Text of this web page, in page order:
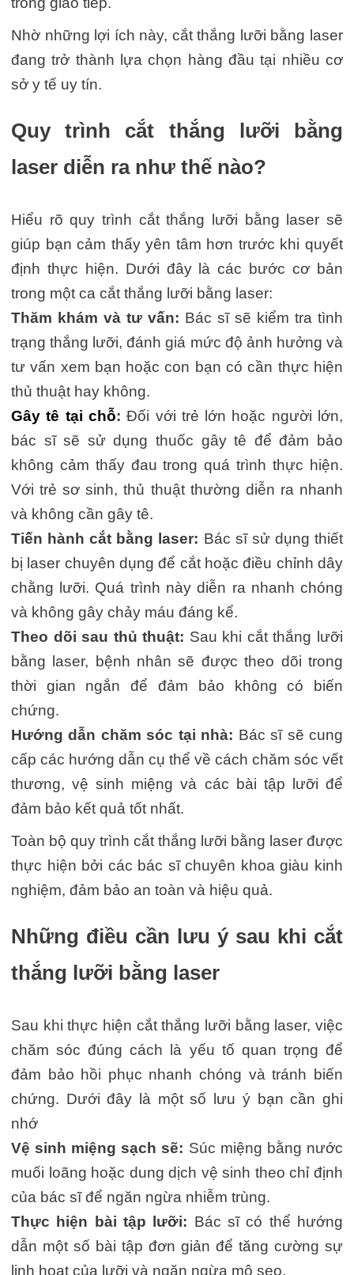
Nhờ những lợi ích này, cắt thắng lưỡi bằng laser
đang trở thành lựa chọn hàng đầu tại nhiều cơ
sở y tế uy tín.
Quy trình cắt thắng lưỡi bằng
laser diễn ra như thế nào?
Hiểu rõ quy trình cắt thắng lưỡi bằng laser sẽ
giúp bạn cảm thấy yên tâm hơn trước khi quyết
định thực hiện. Dưới đây là các bước cơ bản
trong một ca cắt thắng lưỡi bằng laser:
Thăm khám và tư vấn: Bác sĩ sẽ kiểm tra tình
trạng thắng lưỡi, đánh giá mức độ ảnh hưởng và
tư vấn xem bạn hoặc con bạn có cần thực hiện
thủ thuật hay không.
Gây tê tại chỗ:Đối với trẻ lớn hoặc người lớn,
bác sĩ sẽ sử dụng thuốc gây tê để đảm bảo
không cảm thấy đau trong quá trình thực hiện.
Với trẻ sơ sinh, thủ thuật thường diễn ra nhanh
và không cần gây tê.
Tiến hành cắt bằng laser: Bác sĩ sử dụng thiết
bị laser chuyên dụng để cắt hoặc điều chỉnh dây
chằng lưỡi. Quá trình này diễn ra nhanh chóng
và không gây chảy máu đáng kể.
Theo dõi sau thủ thuật: Sau khi cắt thắng lưỡi
bằng laser, bệnh nhân sẽ được theo dõi trong
thời gian ngắn để đảm bảo không có biến
chứng.
Hướng dẫn chăm sóc tại nhà: Bác sĩ sẽ cung
cấp các hướng dẫn cụ thể về cách chăm sóc vết
thương, vệ sinh miệng và các bài tập lưỡi để
đảm bảo kết quả tốt nhất.
Toàn bộ quy trình cắt thắng lưỡi bằng laser được
thực hiện bởi các bác sĩ chuyên khoa giàu kinh
nghiệm, đảm bảo an toàn và hiệu quả.
Những điều cần lưu ý sau khi cắt
thắng lưỡi bằng laser
Sau khi thực hiện cắt thắng lưỡi bằng laser, việc
chăm sóc đúng cách là yếu tố quan trọng để
đảm bảo hồi phục nhanh chóng và tránh biến
chứng. Dưới đây là một số lưu ý bạn cần ghi
nhớ
Vệ sinh miệng sạch sẽ: Súc miệng bằng nước
muối loãng hoặc dung dịch vệ sinh theo chỉ định
của bác sĩ để ngăn ngừa nhiễm trùng.
Thực hiện bài tập lưỡi: Bác sĩ có thể hướng
dẫn một số bài tập đơn giản để tăng cường sự
linh hoạt của lưỡi và ngăn ngừa mô sẹo.